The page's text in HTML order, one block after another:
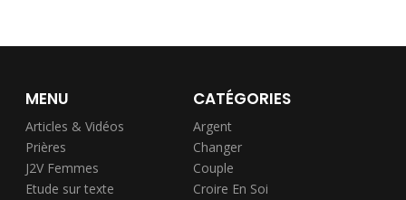
MENU
Articles & Vidéos
Prières
J2V Femmes
Etude sur texte
CATÉGORIES
Argent
Changer
Couple
Croire En Soi